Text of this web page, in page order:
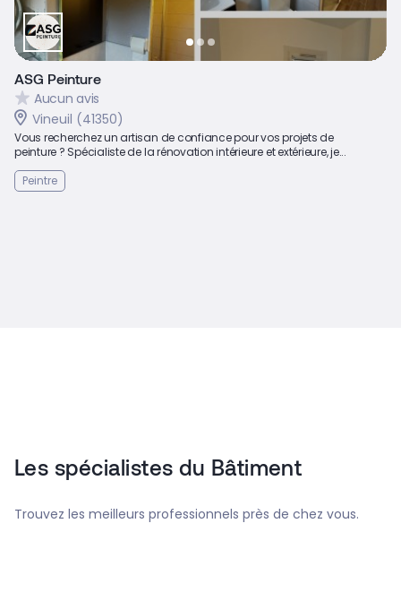
ASG Peinture
Aucun avis
Vineuil (41350)
Vous recherchez un artisan de confiance pour vos projets de
peinture ? Spécialiste de la rénovation intérieure et extérieure, je...
Peintre
Les spécialistes du Bâtiment
Trouvez les meilleurs professionnels près de chez vous.